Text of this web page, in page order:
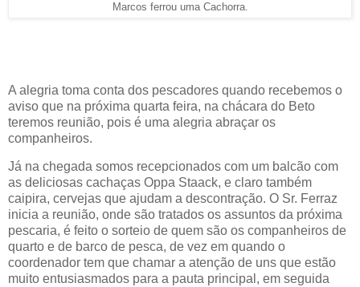
Marcos ferrou uma Cachorra.
A alegria toma conta dos pescadores quando recebemos o
aviso que na próxima quarta feira, na chácara do Beto
teremos reunião, pois é uma alegria abraçar os
companheiros.
Já na chegada somos recepcionados com um balcão com
as deliciosas cachaças Oppa Staack, e claro também
caipira, cervejas que ajudam a descontração. O Sr. Ferraz
inicia a reunião, onde são tratados os assuntos da próxima
pescaria, é feito o sorteio de quem são os companheiros de
quarto e de barco de pesca, de vez em quando o
coordenador tem que chamar a atenção de uns que estão
muito entusiasmados para a pauta principal, em seguida